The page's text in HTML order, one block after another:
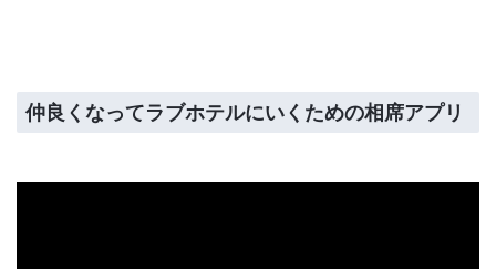
仲良くなってラブホテルにいくための相席アプリ